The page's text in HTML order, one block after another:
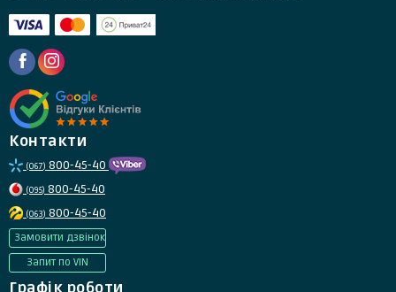
Контакти
(067) 800-45-40
(095) 800-45-40
(063) 800-45-40
Замовити дзвінок
Запит по VIN
Графік роботи